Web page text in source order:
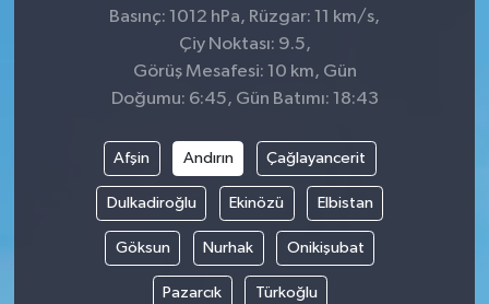
Basınç: 1012 hPa, Rüzgar: 11 km/s,
Çiy Noktası: 9.5,
Görüş Mesafesi: 10 km, Gün
Doğumu: 6:45, Gün Batımı: 18:43
Afşin Andırın Çağlayancerit
Dulkadiroğlu Ekinözü Elbistan
Göksun Nurhak Onikişubat
Pazarcık Türkoğlu